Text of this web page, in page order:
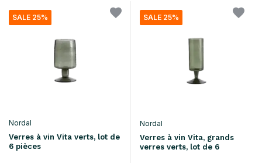
SALE 25%
Nordal
Verres à vin Vita verts, lot de
6 pièces
SALE 25%
Nordal
Verres à vin Vita, grands
verres verts, lot de 6